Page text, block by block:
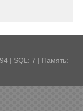
| SQL: 7 | Память: